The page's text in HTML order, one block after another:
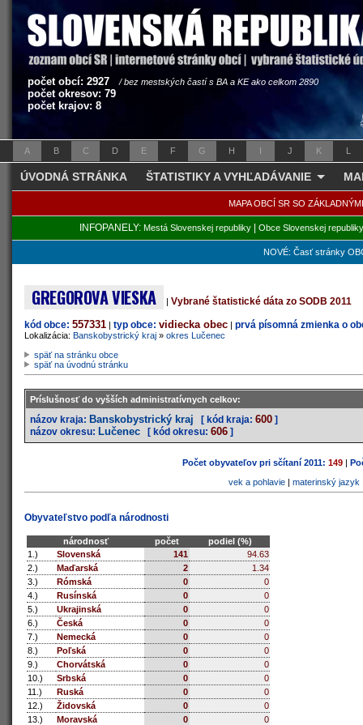
počet obcí: 2927 / bez mestských častí s BA a KE ako celkom 2890
počet okresov: 79
počet krajov: 8
A B C D E F G H I J K L
ÚVODNÁ STRÁNKA ŠTATISTIKY A VYHĽADÁVANIE
MAPA OBCÍ SR SO
INFOPANELY: Mestá Slovenskej republiky| Obce Slovenskej republiky
NOVÉ: Časť stránky
GREGOROVA VIESKA | Vybrané štatistické dáta zo SODB 2011
kód obce: 557331 | typ obce: vidiecka obec | prvá písomná zmienka o
Lokalizácia: Banskobystrický kraj » okres Lučenec
späť na stránku obce
späť na úvodnú stránku
Príslušnosť do vyšších administratívnych celkov:
názov kraja: Banskobystrický kraj [ kód kraja: 600 ]
názov okresu: Lučenec [ kód okresu: 606 ]
Počet obyvateľov pri sčítaní 2011: 149 |
vek a pohlavie| materinský jazyk
Obyvateľstvo podľa národnosti
národnosť počet
podiel (%)
1.)
Slovenská 141
94.63
2.)
Maďarská 2
1.34
3.)
Rómská 0
0
4.)
Rusínská 0
0
5.)
Ukrajinská 0
0
6.)
Česká 0
0
7.)
Nemecká 0
0
8.)
Poľská 0
0
9.)
Chorvátská 0
0
10.)
Srbská 0
0
11.)
Ruská 0
0
12.)
Židovská 0
0
13.)
Moravská 0
0